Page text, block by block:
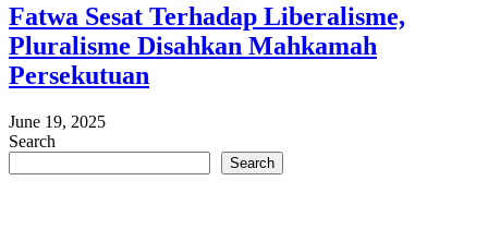
Fatwa Sesat Terhadap Liberalisme,
Pluralisme Disahkan Mahkamah
Persekutuan
June 19, 2025
Search
Search